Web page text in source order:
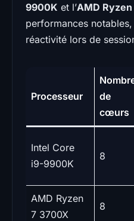
9900K et l’AMD
performances
réactivité lors de
Processeur
de
cœurs
Intel Core
i9-9900K
8
AMD Ryzen
7 3700X
8